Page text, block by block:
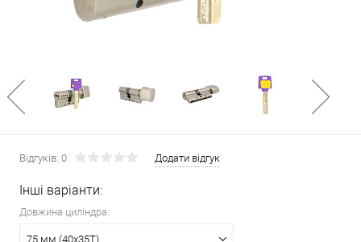
Відгуків: 0 Додати відгук
Інші варіанти:
Довжина циліндра:
75 мм (40x35T)